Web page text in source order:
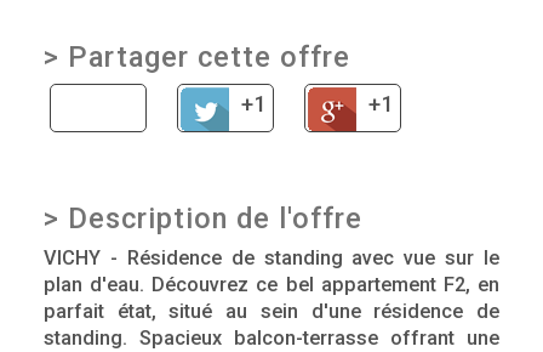
> Partager cette offre
+1 +1
> Description de l'offre
VICHY - Résidence de standing avec vue sur le
plan d'eau. Découvrez ce bel appartement F2, en
parfait état, situé au sein d'une résidence de
standing. Spacieux balcon-terrasse offrant une